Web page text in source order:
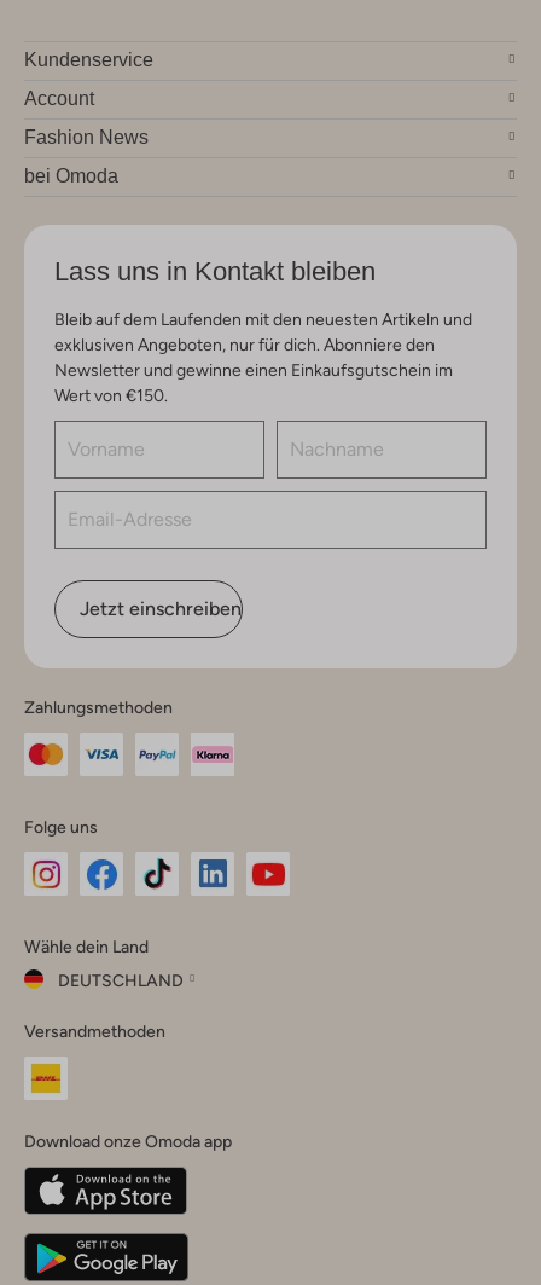
Kundenservice
Account
Fashion News
bei Omoda
Lass uns in Kontakt bleiben
Bleib auf dem Laufenden mit den neuesten Artikeln und
exklusiven Angeboten, nur für dich. Abonniere den
Newsletter und gewinne einen Einkaufsgutschein im
Wert von €150.
Jetzt einschreiben
Zahlungsmethoden
Folge uns
Instagram
Facebook
TikTok
Wähle dein Land
DEUTSCHLAND
dein
Land
Belgique(Français)
Deutschland
Versandmethoden
Download onze Omoda app